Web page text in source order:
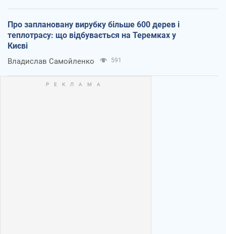
Про заплановану вирубку більше 600 дерев і
теплотрасу: що відбувається на Теремках у
Києві
Владислав Самойленко 591